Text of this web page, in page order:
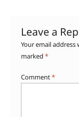
Leave a
Your email
marked*
Comment*